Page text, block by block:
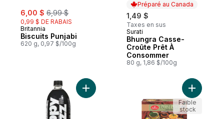
sale:
6,00 $ , formerly:
6,99 $
0,99 $ DE RABAIS
Britannia
Biscuits Punjabi
620 g, 0,97 $/100g
Préparé au Canada
1,49 $
Taxes en sus
Préparé au Canada
Surati
Bhungra Casse-
Croûte Prêt À
Consommer
80 g, 1,86 $/100g
Ajouter Boisson aux pommes pétillante
Ajouter
Faible
stock